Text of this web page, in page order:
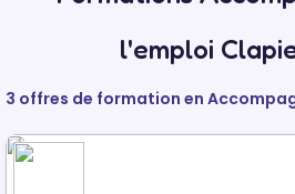
l'emploi
3 offres de formation en